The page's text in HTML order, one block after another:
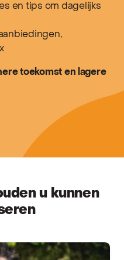
en tips om dagelijks
toekomst en lagere
u kunnen